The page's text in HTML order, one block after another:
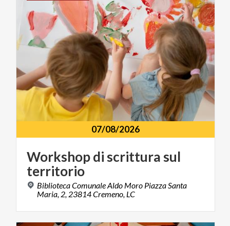
07/08/2026
Workshopdi scrittura sul
territorio
Biblioteca Comunale Aldo Moro Piazza Santa
Maria, 2, 23814 Cremeno, LC